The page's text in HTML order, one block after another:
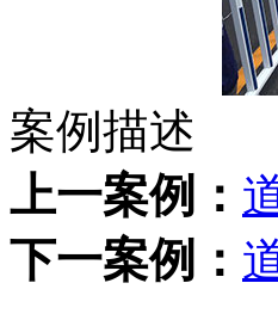
案例描述
上一案例：
下一案例：